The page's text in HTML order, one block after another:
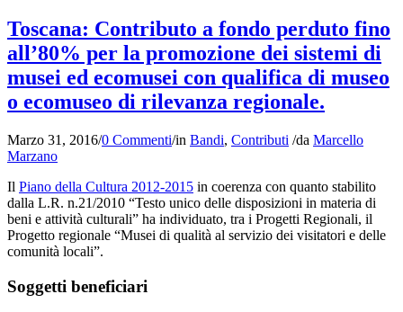
Toscana: Contributo a fondo perduto fino
all’80% per la promozione dei sistemi di
musei ed ecomusei con qualifica di museo
o ecomuseo di rilevanza regionale.
Marzo 31, 2016/0 Commenti/in Bandi, Contributi /da Marcello
Marzano
Il Piano della Cultura 2012-2015 in coerenza con quanto stabilito
dalla L.R. n.21/2010 “Testo unico delle disposizioni in materia di
beni e attività culturali” ha individuato, tra i Progetti Regionali, il
Progetto regionale “Musei di qualità al servizio dei visitatori e delle
comunità locali”.
Soggetti beneficiari